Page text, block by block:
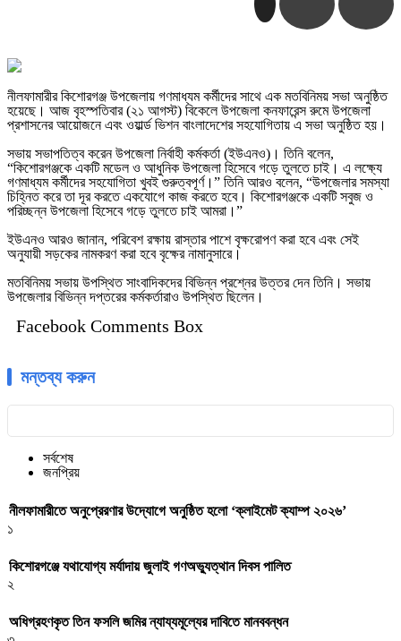
নীলফামারীর কিশোরগঞ্জ উপজেলায় গণমাধ্যম কর্মীদের সাথে এক মতবিনিময় সভা অনুষ্ঠিত
হয়েছে। আজ বৃহস্পতিবার (২১ আগস্ট) বিকেলে উপজেলা কনফারেন্স রুমে উপজেলা
প্রশাসনের আয়োজনে এবং ওয়ার্ল্ড ভিশন বাংলাদেশের সহযোগিতায় এ সভা অনুষ্ঠিত হয়।
সভায় সভাপতিত্ব করেন উপজেলা নির্বাহী কর্মকর্তা (ইউএনও)। তিনি বলেন,
“কিশোরগঞ্জকে একটি মডেল ও আধুনিক উপজেলা হিসেবে গড়ে তুলতে চাই। এ লক্ষ্যে
গণমাধ্যম কর্মীদের সহযোগিতা খুবই গুরুত্বপূর্ণ।” তিনি আরও বলেন, “উপজেলার সমস্যা
চিহ্নিত করে তা দূর করতে একযোগে কাজ করতে হবে। কিশোরগঞ্জকে একটি সবুজ ও
পরিচ্ছন্ন উপজেলা হিসেবে গড়ে তুলতে চাই আমরা।”
ইউএনও আরও জানান, পরিবেশ রক্ষায় রাস্তার পাশে বৃক্ষরোপণ করা হবে এবং সেই
অনুযায়ী সড়কের নামকরণ করা হবে বৃক্ষের নামানুসারে।
মতবিনিময় সভায় উপস্থিত সাংবাদিকদের বিভিন্ন প্রশ্নের উত্তর দেন তিনি। সভায়
উপজেলার বিভিন্ন দপ্তরের কর্মকর্তারাও উপস্থিত ছিলেন।
Facebook Comments Box
মন্তব্য করুন
সর্বশেষ
জনপ্রিয়
নীলফামারীতে অনুপ্রেরণার উদ্যোগে অনুষ্ঠিত হলো ‘ক্লাইমেট ক্যাম্প ২০২৬’
১
কিশোরগঞ্জে যথাযোগ্য মর্যাদায় জুলাই গণঅভ্যুত্থান দিবস পালিত
২
অধিগ্রহণকৃত তিন ফসলি জমির ন্যায্যমূল্যের দাবিতে মানববন্ধন